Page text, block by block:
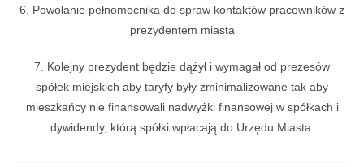
6. Powołanie pełnomocnika do spraw kontaktów pracowników z
prezydentem miasta
7. Kolejny prezydent będzie dążył i wymagał od prezesów
spółek miejskich aby taryfy były zminimalizowane tak aby
mieszkańcy nie finansowali nadwyżki finansowej w spółkach i
dywidendy, którą spółki wpłacają do Urzędu Miasta.